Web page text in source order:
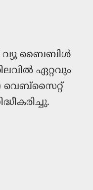
വ്യൂ ബൈബിൾ
ഏറ്റവും
വെബ്സൈറ്റ്